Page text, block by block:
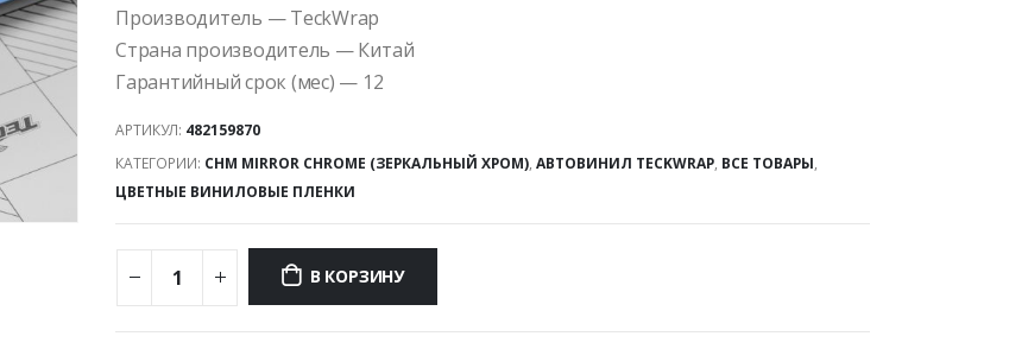
Производитель — TeckWrap
Страна производитель — Китай
Гарантийный срок (мес) — 12
АРТИКУЛ: 482159870
КАТЕГОРИИ: CHM MIRROR CHROME (ЗЕРКАЛЬНЫЙ ХРОМ), АВТОВИНИЛ TECKWRAP, ВСЕ ТОВАРЫ,
ЦВЕТНЫЕ ВИНИЛОВЫЕ ПЛЕНКИ
В КОРЗИНУ